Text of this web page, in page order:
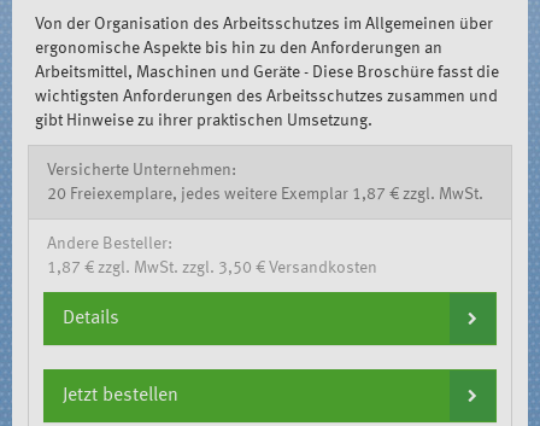
Von der Organisation des Arbeitsschutzes im Allgemeinen über
ergonomische Aspekte bis hin zu den Anforderungen an
Arbeitsmittel, Maschinen und Geräte - Diese Broschüre fasst die
wichtigsten Anforderungen des Arbeitsschutzes zusammen und
gibt Hinweise zu ihrer praktischen Umsetzung.
Versicherte Unternehmen:
20 Freiexemplare, jedes weitere Exemplar 1,87 € zzgl. MwSt.
Andere Besteller:
1,87 € zzgl. MwSt. zzgl. 3,50 € Versandkosten
Details
Jetzt bestellen